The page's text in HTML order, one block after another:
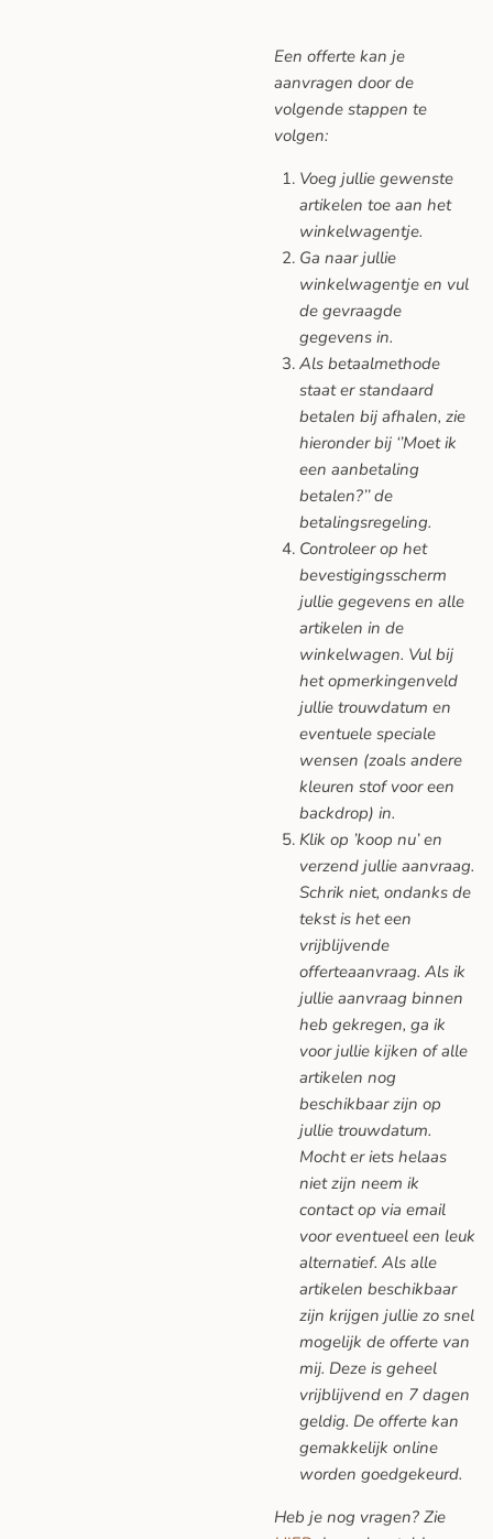
Een offerte kan je
aanvragen door de
volgende stappen te
volgen:
Voeg jullie gewenste
artikelen toe aan het
winkelwagentje.
Ga naar jullie
winkelwagentje en vul
de gevraagde
gegevens in.
Als betaalmethode
staat er standaard
betalen bij afhalen, zie
hieronder bij ‘’Moet ik
een aanbetaling
betalen?’’ de
betalingsregeling.
Controleer op het
bevestigingsscherm
jullie gegevens en alle
artikelen in de
winkelwagen. Vul bij
het opmerkingenveld
jullie trouwdatum en
eventuele speciale
wensen (zoals andere
kleuren stof voor een
backdrop) in.
Klik op ’koop nu’ en
verzend jullie aanvraag.
Schrik niet, ondanks de
tekst is het een
vrijblijvende
offerteaanvraag. Als ik
jullie aanvraag binnen
heb gekregen, ga ik
voor jullie kijken of alle
artikelen nog
beschikbaar zijn op
jullie trouwdatum.
Mocht er iets helaas
niet zijn neem ik
contact op via email
voor eventueel een leuk
alternatief. Als alle
artikelen beschikbaar
zijn krijgen jullie zo snel
mogelijk de offerte van
mij. Deze is geheel
vrijblijvend en 7 dagen
geldig. De offerte kan
gemakkelijk online
worden goedgekeurd.
Heb je nog vragen? Zie